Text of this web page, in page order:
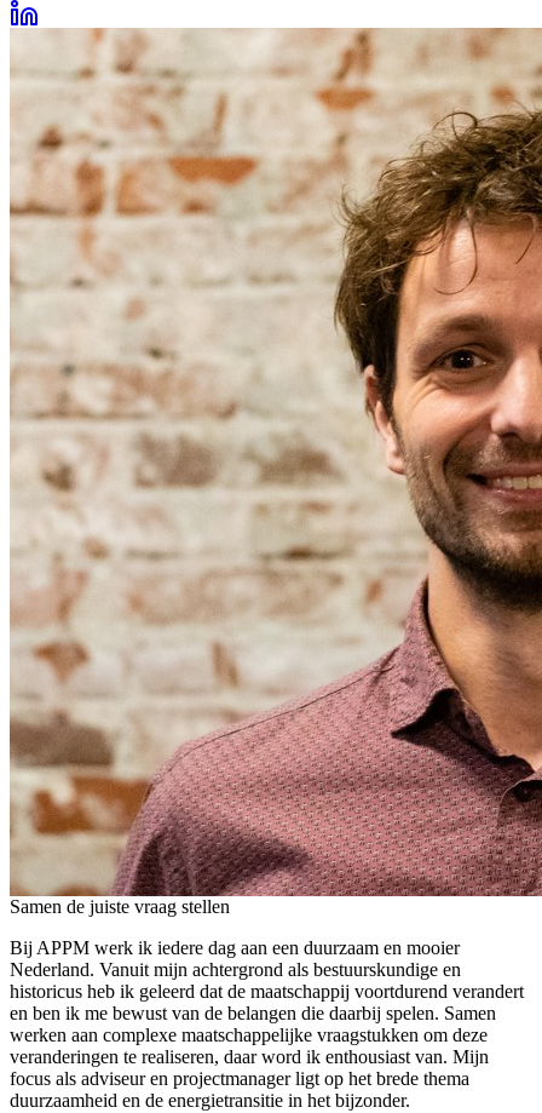
Samen de juiste vraag stellen
Bij APPM werk ik iedere dag aan een duurzaam en mooier
Nederland. Vanuit mijn achtergrond als bestuurskundige en
historicus heb ik geleerd dat de maatschappij voortdurend verandert
en ben ik me bewust van de belangen die daarbij spelen. Samen
werken aan complexe maatschappelijke vraagstukken om deze
veranderingen te realiseren, daar word ik enthousiast van. Mijn
focus als adviseur en projectmanager ligt op het brede thema
duurzaamheid en de energietransitie in het bijzonder.